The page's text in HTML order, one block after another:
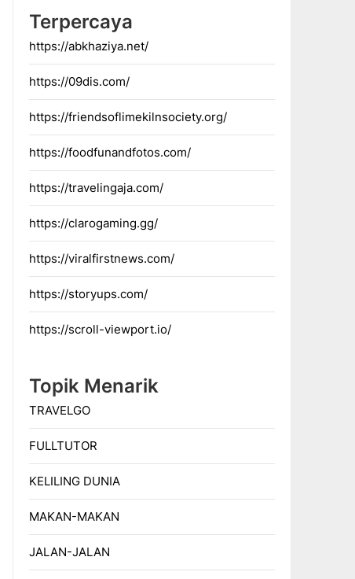
Terpercaya
https://abkhaziya.net/
https://09dis.com/
https://friendsoflimekilnsociety.org/
https://foodfunandfotos.com/
https://travelingaja.com/
https://clarogaming.gg/
https://viralfirstnews.com/
https://storyups.com/
https://scroll-viewport.io/
Topik Menarik
TRAVELGO
FULLTUTOR
KELILING DUNIA
MAKAN-MAKAN
JALAN-JALAN